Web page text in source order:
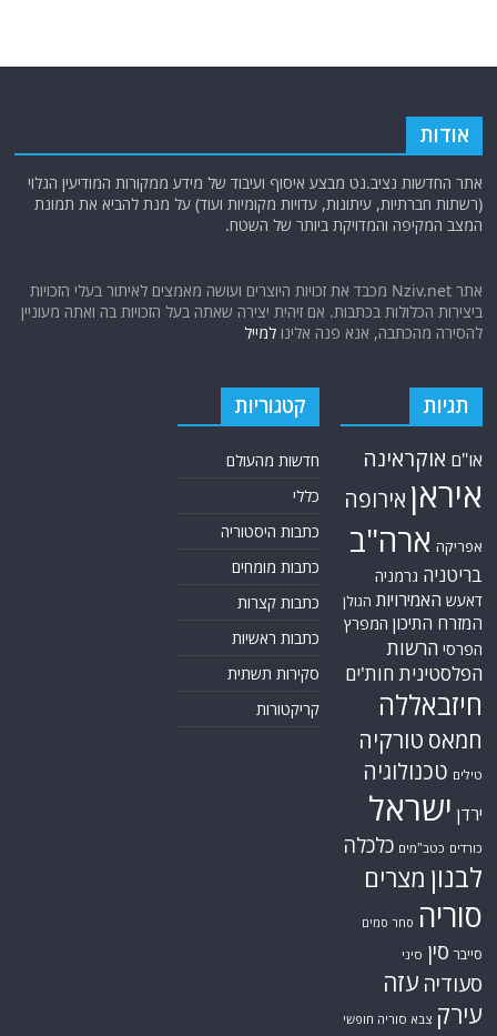
אודות
אתר החדשות נציב.נט מבצע איסוף ועיבוד של מידע ממקורות המודיעין הגלוי
(רשתות חברתיות, עיתונות, עדויות מקומיות ועוד) על מנת להביא את תמונת
המצב המקיפה והמדויקת ביותר של השטח.
אתר Nziv.net מכבד את זכויות היוצרים ועושה מאמצים לאיתור בעלי הזכויות
ביצירות הכלולות בכתבות. אם זיהית יצירה שאתה בעל הזכויות בה ואתה מעוניין
להסירה מהכתבה, אנא פנה אלינולמייל
תגיות
או"ם אוקראינה
איראן אירופה
אפריקה ארה"ב
בריטניה גרמניה
דאעש האמירויות הגולן
המזרח התיכון המפרץ
הפרסי הרשות
הפלסטינית חות'ים
חיזבאללה
חמאס טורקיה
טילים טכנולוגיה
ירדן ישראל
כורדים כטב"מים כלכלה
לבנון מצרים
סוריה סחר סמים
סייבר סין סיני
סעודיה עזה
עירק צבא סוריה חופשי
קטגוריות
חדשות מהעולם
כללי
כתבות היסטוריה
כתבות מומחים
כתבות קצרות
כתבות ראשיות
סקירות תשתית
קריקטורות